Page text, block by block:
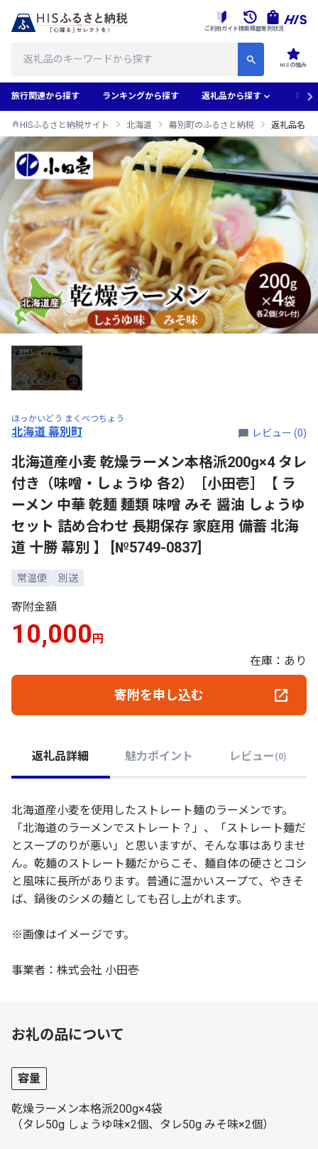
HISの強み
ご利用ガイド検索履歴寄附状況
旅行関連から探す ランキングから探す 返礼品から探す 地域
HISふるさと納税サイト 北海道 幕別町のふるさと納税 返礼品名
ほっかいどう まくべつちょう
北海道 幕別町 レビュー (0)
北海道産小麦 乾燥ラーメン本格派200g×4 タレ
付き（味噌・しょうゆ 各2）［小田壱］【 ラ
ーメン 中華 乾麺 麺類 味噌 みそ 醤油 しょうゆ
セット 詰め合わせ 長期保存 家庭用 備蓄 北海
道 十勝 幕別 】 [№5749-0837]
常温便 別送
寄附金額
10,000 円
在庫：あり
寄附を申し込む
返礼品詳細 魅力ポイント レビュー (0)
北海道産小麦を使用したストレート麺のラーメンです。
「北海道のラーメンでストレート？」、「ストレート麺だ
とスープのりが悪い」と思いますが、そんな事はありませ
ん。乾麺のストレート麺だからこそ、麺自体の硬さとコシ
と風味に長所があります。普通に温かいスープて、やきそ
ば、鍋後のシメの麺としても召し上がれます。
※画像はイメージです。
事業者：株式会社 小田壱
お礼の品について
容量
乾燥ラーメン本格派200g×4袋
（タレ50g しょうゆ味×2個、タレ50g みそ味×2個）